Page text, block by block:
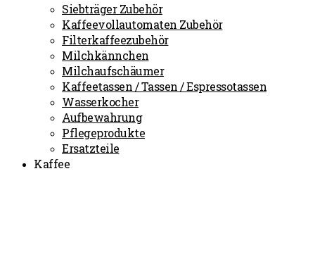
Siebträger Zubehör
Kaffeevollautomaten Zubehör
Filterkaffeezubehör
Milchkännchen
Milchaufschäumer
Kaffeetassen / Tassen / Espressotassen
Wasserkocher
Aufbewahrung
Pflegeprodukte
Ersatzteile
Kaffee